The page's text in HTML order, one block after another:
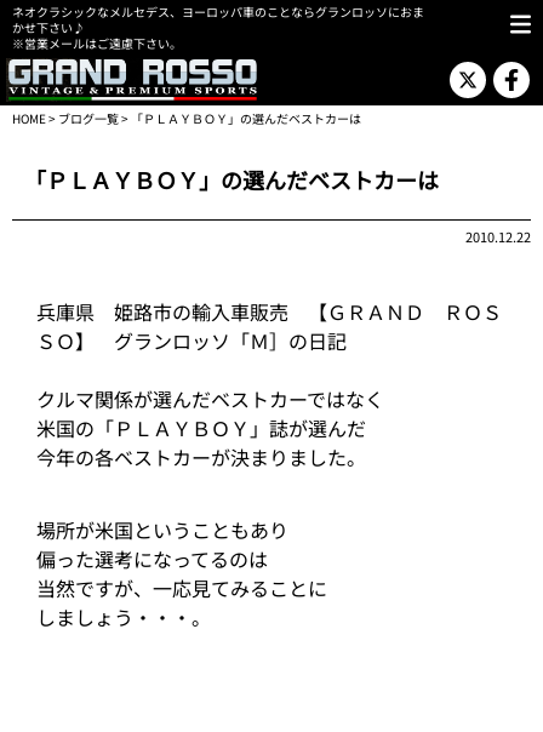
ネオクラシックなメルセデス、ヨーロッパ車のことならグランロッソにおま
かせ下さい♪
※営業メールはご遠慮下さい。
HOME> ブログ一覧> 「ＰＬＡＹＢＯＹ」の選んだベストカーは
「ＰＬＡＹＢＯＹ」の選んだベストカーは
2010.12.22
兵庫県 姫路市の輸入車販売 【ＧＲＡＮＤ ＲＯＳ
ＳＯ】 グランロッソ「Ｍ］の日記
クルマ関係が選んだベストカーではなく
米国の「ＰＬＡＹＢＯＹ」誌が選んだ
今年の各ベストカーが決まりました。
場所が米国ということもあり
偏った選考になってるのは
当然ですが、一応見てみることに
しましょう・・・。